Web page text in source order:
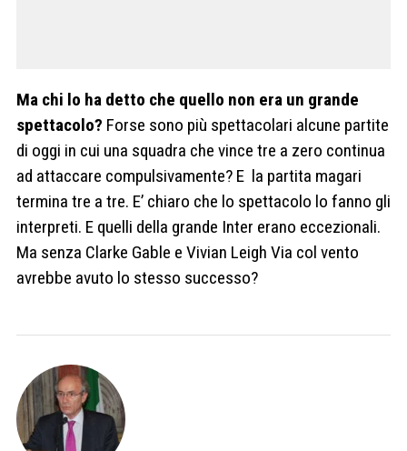
Ma chi lo ha detto che quello non era un grande
spettacolo? Forse sono più spettacolari alcune partite
di oggi in cui una squadra che vince tre a zero continua
ad attaccare compulsivamente? E la partita magari
termina tre a tre. E’ chiaro che lo spettacolo lo fanno gli
interpreti. E quelli della grande Inter erano eccezionali.
Ma senza Clarke Gable e Vivian Leigh Via col vento
avrebbe avuto lo stesso successo?